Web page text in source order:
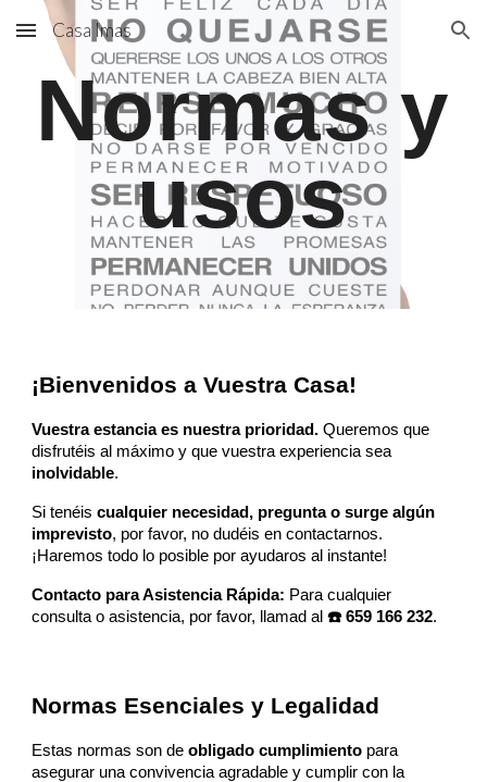
Skip to main content Skip to navigation
Casa Imas
Normas y
usos
¡Bienvenidos a Vuestra Casa!
Vuestra estancia es nuestra prioridad. Queremos que
disfrutéis al máximo y que vuestra experiencia sea
inolvidable.
Si tenéiscualquier necesidad, pregunta o surge algún
imprevisto, por favor, no dudéis en contactarnos.
¡Haremos todo lo posible por ayudaros al instante!
Contacto para Asistencia Rápida: Para cualquier
consulta o asistencia, por favor, llamad al☎️ 659 166 232.
Normas Esenciales y Legalidad
Estas normas son deobligado cumplimiento para
asegurar una convivencia agradable y cumplir con la